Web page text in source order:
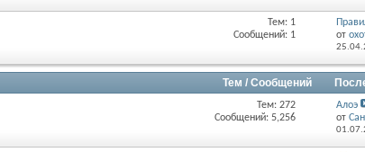
Тем: 1
Сообщений: 1
от
Тем / Сообщений
Тем: 272
Сообщений: 5,256
Алоэ
от